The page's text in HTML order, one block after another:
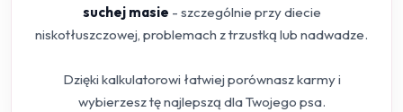
suchej masie - szczególnie przy diecie
niskotłuszczowej, problemach z trzustką lub nadwadze.
Dzięki kalkulatorowi łatwiej porównasz karmy i
wybierzesz tę najlepszą dla Twojego psa.